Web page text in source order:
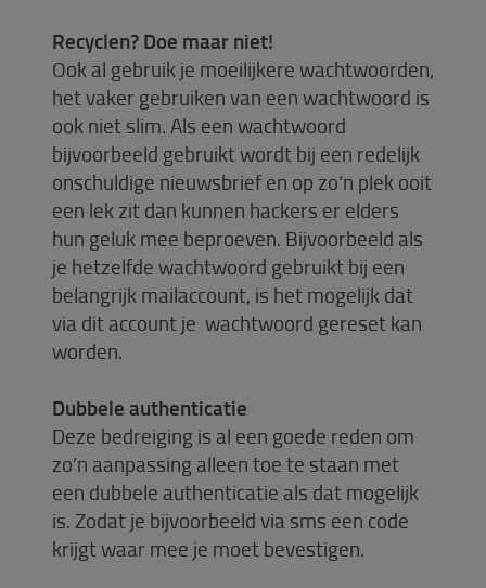
Recyclen? Doe maar niet!
Ook al gebruik je moeilijkere wachtwoorden,
het vaker gebruiken van een wachtwoord is
ook niet slim. Als een wachtwoord
bijvoorbeeld gebruikt wordt bij een redelijk
onschuldige nieuwsbrief en op zo’n plek ooit
een lek zit dan kunnen hackers er elders
hun geluk mee beproeven. Bijvoorbeeld als
je hetzelfde wachtwoord gebruikt bij een
belangrijk mailaccount, is het mogelijk dat
via dit account je wachtwoord gereset kan
worden.
Dubbele authenticatie
Deze bedreiging is al een goede reden om
zo’n aanpassing alleen toe te staan met
een dubbele authenticatie als dat mogelijk
is. Zodat je bijvoorbeeld via sms een code
krijgt waar mee je moet bevestigen.